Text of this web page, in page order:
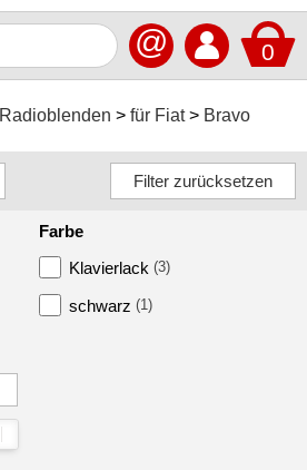
0
@
Radioblenden für Fiat Bravo
Farbe
Klavierlack (3)
schwarz (1)